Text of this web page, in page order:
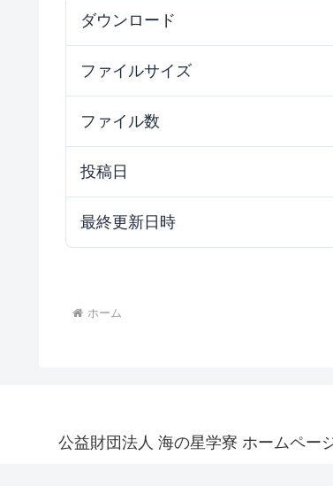
ダウンロード
ファイルサイズ
ファイル数
投稿日
最終更新日時
ホーム
公益財団法人 海の星学寮 ホームペー